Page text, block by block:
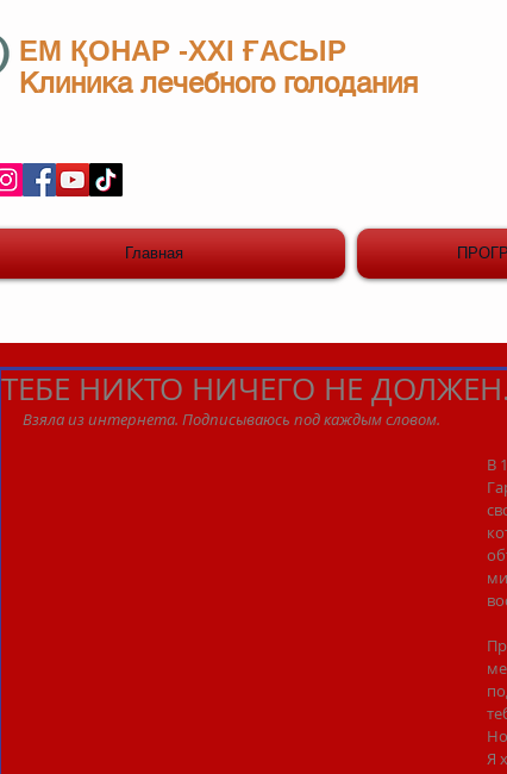
ЕМ ҚОНАР -ХХІ ҒАСЫР
Клиника лечебного голодания
Главная
ТЕБЕ НИКТО НИЧЕГО НЕ ДОЛЖЕН.
Взяла из интернета. Подписываюсь под каждым словом.
В
Я